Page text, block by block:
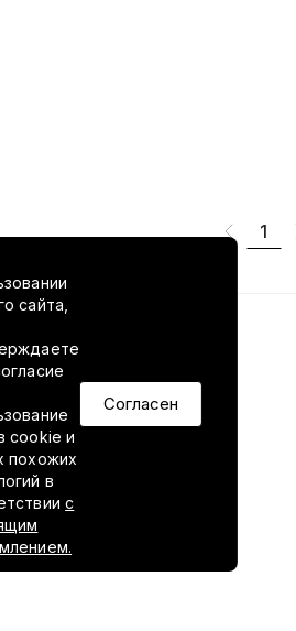
1
сайта,
cookie и
похожих
в
с
Согласен
VILED в соцсетях